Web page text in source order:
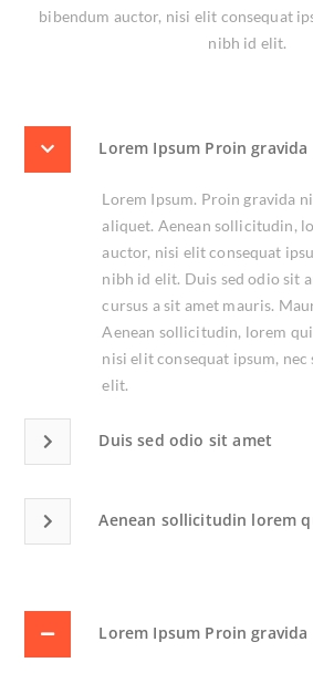
bibendum auctor, nisi elit consequat
nibh id elit.
Lorem Ipsum Proin gravida
Lorem Ipsum. Proin gravida
aliquet. Aenean sollicitudin,
auctor, nisi elit consequat
nibh id elit. Duis sed odio sit
cursus a sit amet mauris.
Aenean sollicitudin, lorem
nisi elit consequat ipsum,
elit.
Duis sed odio sit amet
Aenean sollicitudin lorem
Lorem Ipsum Proin gravida